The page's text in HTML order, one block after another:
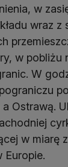
w
wraz
w pobliżu
W
a Ostrawą.
w miarę
Europie.